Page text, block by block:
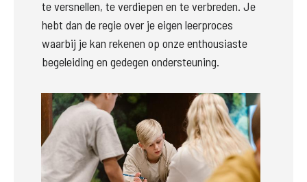
te versnellen, te verdiepen en te verbreden. Je
hebt dan de regie over je eigen leerproces
waarbij je kan rekenen op onze enthousiaste
begeleiding en gedegen ondersteuning.